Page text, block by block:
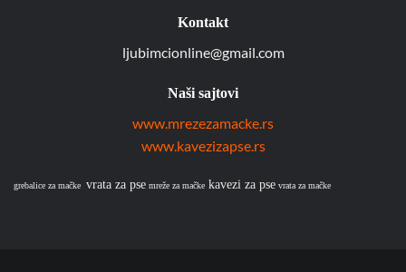
Kontakt
ljubimcionline@gmail.com
Naši sajtovi
www.mrezezamacke.rs
www.kavezizapse.rs
grebalice za mačke vrata za pse mreže za mačke kavezi za pse vrata za mačke